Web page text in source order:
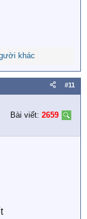
khác
#11
Bài viết: 2659